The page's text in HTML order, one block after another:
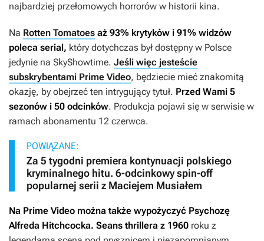
najbardziej przełomowych horrorów w historii kina.
Na Rotten Tomatoes aż 93% krytyków i 91% widzów
poleca serial, który dotychczas był dostępny w Polsce
jedynie na SkyShowtime. Jeśli więc jesteście
subskrybentami Prime Video, będziecie mieć znakomitą
okazję, by obejrzeć ten intrygujący tytuł. Przed Wami 5
sezonów i 50 odcinków. Produkcja pojawi się w serwisie w
ramach abonamentu 12 czerwca.
POWIĄZANE:
Za 5 tygodni premiera kontynuacji polskiego
kryminalnego hitu. 6-odcinkowy spin-off
popularnej serii z Maciejem Musiałem
Na Prime Video można także wypożyczyć Psychozę
Alfreda Hitchcocka. Seans thrillera z 1960 roku z